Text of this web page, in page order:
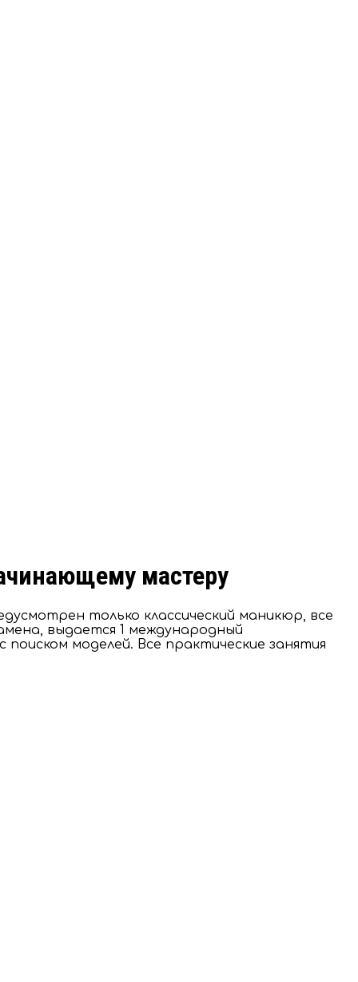
мастеру
только классический маникюр, все
выдается 1 международный
моделей. Все практические занятия